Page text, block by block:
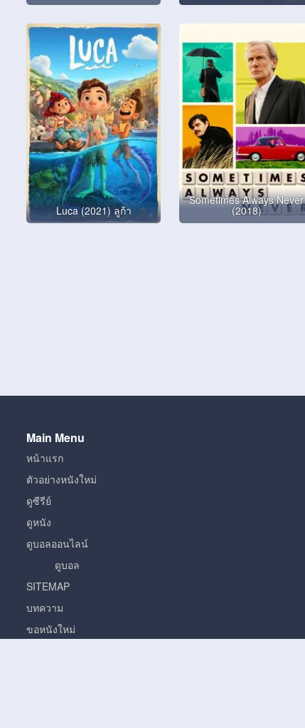
Luca (2021) ลูก้า
Sometimes Always Never
(2018)
Main Menu
หน้าแรก
ตัวอย่างหนังใหม่
ดูซีรีย์
ดูหนัง
ดูบอลออนไลน์
ดูบอล
SITEMAP
บทความ
ขอหนังใหม่